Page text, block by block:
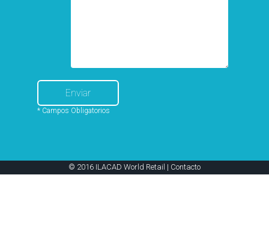
* Campos Obligatorios
© 2016 ILACAD World Retail | Contacto